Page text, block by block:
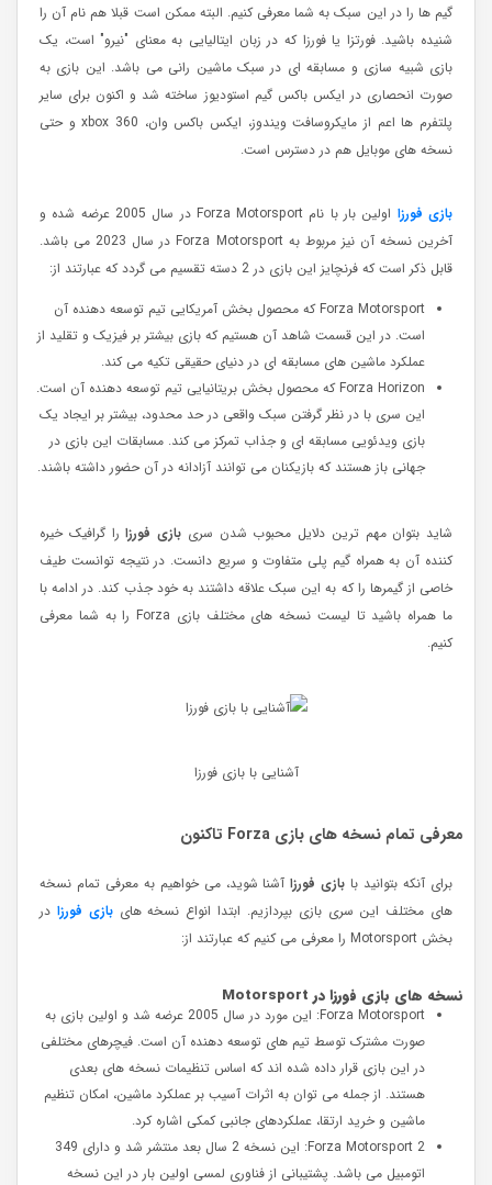
گیم ها را در این سبک به شما معرفی کنیم. البته ممکن است قبلا هم نام آن را
شنیده باشید. فورتزا یا فورزا که در زبان ایتالیایی به معنای "نیرو" است، یک
بازی شبیه سازی و مسابقه ای در سبک ماشین رانی می باشد. این بازی به
صورت انحصاری در ایکس باکس گیم استودیوز ساخته شد و اکنون برای سایر
پلتفرم ها اعم از مایکروسافت ویندوز، ایکس باکس وان، xbox 360 و حتی
نسخه های موبایل هم در دسترس است.
بازی فورزا
اولین بار با نام Forza Motorsport در سال 2005 عرضه شده و
آخرین نسخه آن نیز مربوط به Forza Motorsport در سال 2023 می باشد.
قابل ذکر است که فرنچایز این بازی در 2 دسته تقسیم می گردد که عبارتند از:
Forza Motorsport که محصول بخش آمریکایی تیم توسعه دهنده آن
است. در این قسمت شاهد آن هستیم که بازی بیشتر بر فیزیک و تقلید از
عملکرد ماشین های مسابقه ای در دنیای حقیقی تکیه می کند.
Forza Horizon که محصول بخش بریتانیایی تیم توسعه دهنده آن است.
این سری با در نظر گرفتن سبک واقعی در حد محدود، بیشتر بر ایجاد یک
بازی ویدئویی مسابقه ای و جذاب تمرکز می کند. مسابقات این بازی در
جهانی باز هستند که بازیکنان می توانند آزادانه در آن حضور داشته باشند.
شاید بتوان مهم ترین دلایل محبوب شدن سری بازی فورزارا گرافیک خیره
کننده آن به همراه گیم پلی متفاوت و سریع دانست. در نتیجه توانست طیف
خاصی از گیمرها را که به این سبک علاقه داشتند به خود جذب کند. در ادامه با
ما همراه باشید تا لیست نسخه های مختلف بازی Forza را به شما معرفی
کنیم.
آشنایی با بازی فورزا
معرفی تمام نسخه های بازی Forza تاکنون
برای آنکه بتوانید با بازی فورزاآشنا شوید، می خواهیم به معرفی تمام نسخه
های مختلف این سری بازی بپردازیم. ابتدا انواع نسخه های بازی فورزا در
بخش Motorsport را معرفی می کنیم که عبارتند از:
نسخه های بازی فورزا در Motorsport
Forza Motorsport: این مورد در سال 2005 عرضه شد و اولین بازی به
صورت مشترک توسط تیم های توسعه دهنده آن است. فیچرهای مختلفی
در این بازی قرار داده شده اند که اساس تنظیمات نسخه های بعدی
هستند. از جمله می توان به اثرات آسیب بر عملکرد ماشین، امکان تنظیم
ماشین و خرید ارتقا، عملکردهای جانبی کمکی اشاره کرد.
Forza Motorsport 2: این نسخه 2 سال بعد منتشر شد و دارای 349
اتومبیل می باشد. پشتیبانی از فناوری لمسی اولین بار در این نسخه